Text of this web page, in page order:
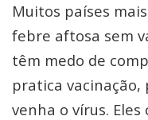
Muitos países
febre aftosa sem
têm medo de
pratica
venha o vírus.